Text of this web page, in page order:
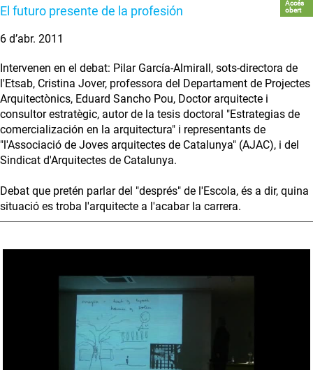
El futuro presente de la profesión
Accés
obert
6 d’abr. 2011
Intervenen en el debat: Pilar García-Almirall, sots-directora de
l'Etsab, Cristina Jover, professora del Departament de Projectes
Arquitectònics, Eduard Sancho Pou, Doctor arquitecte i
consultor estratègic, autor de la tesis doctoral "Estrategias de
comercialización en la arquitectura" i representants de
"l'Associació de Joves arquitectes de Catalunya" (AJAC), i del
Sindicat d'Arquitectes de Catalunya.
Debat que pretén parlar del "després" de l'Escola, és a dir, quina
situació es troba l'arquitecte a l'acabar la carrera.